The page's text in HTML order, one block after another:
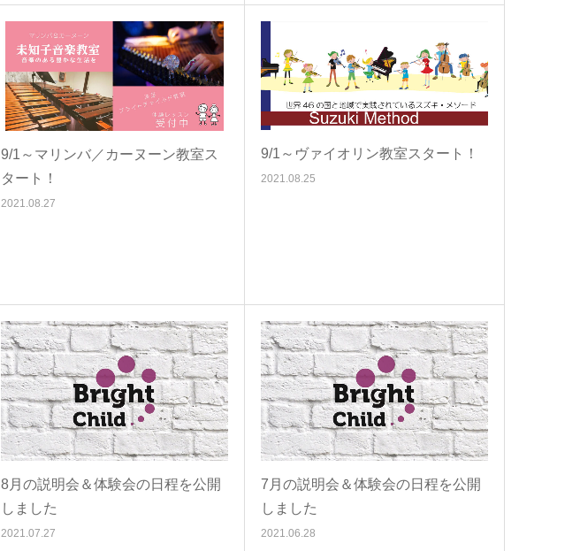
9/1～マリンバ／カーヌーン教室ス
タート！
2021.08.27
9/1～ヴァイオリン教室スタート！
2021.08.25
8月の説明会＆体験会の日程を公開
しました
2021.07.27
7月の説明会＆体験会の日程を公開
しました
2021.06.28